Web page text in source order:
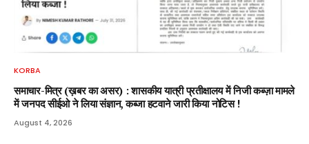
KORBA
समाचार-मित्र (ख़बर का असर) : शासकीय यात्री प्रतीक्षालय में निजी कब्ज़ा मामले
में जनपद सीईओ ने लिया संज्ञान, कब्जा हटवाने जारी किया नोटिस !
August 4, 2026